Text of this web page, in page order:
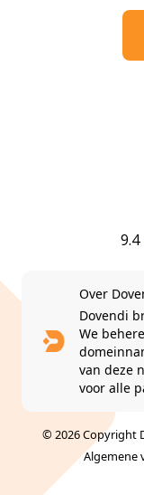
9.4
Over
Dovendi
We
van deze
voor alle
© 2026 Copyright
Algemene